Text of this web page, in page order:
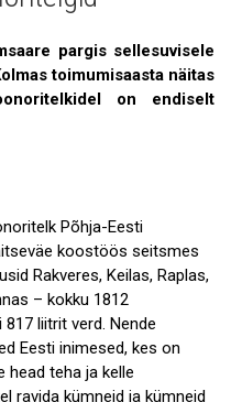
pargis sellesuvisele
toimumisaasta näitas
on endiselt
Põhja-Eesti
koostöös seitsmes
Rakveres, Keilas, Raplas,
– kokku 1812
liitrit verd. Nende
Eesti inimesed, kes on
head teha ja kelle
ravida kümneid ja kümneid